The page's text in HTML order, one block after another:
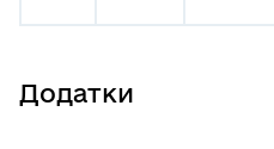
Додатки